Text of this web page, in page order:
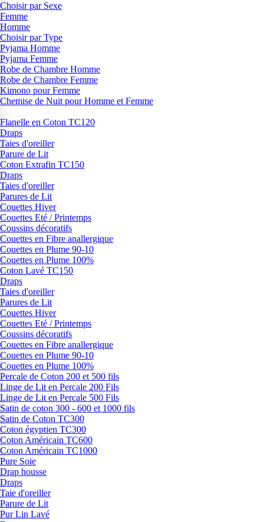
Choisir par Sexe
Femme
Homme
Choisir par Type
Pyjama Homme
Pyjama Femme
Robe de Chambre Homme
Robe de Chambre Femme
Kimono pour Femme
Chemise de Nuit pour Homme et Femme
Flanelle en Coton TC120
Draps
Taies d'oreiller
Parure de Lit
Coton Extrafin TC150
Draps
Taies d'oreiller
Parures de Lit
Couettes Hiver
Couettes Eté / Printemps
Coussins décoratifs
Couettes en Fibre anallergique
Couettes en Plume 90-10
Couettes en Plume 100%
Coton Lavé TC150
Draps
Taies d'oreiller
Parures de Lit
Couettes Hiver
Couettes Eté / Printemps
Coussins décoratifs
Couettes en Fibre anallergique
Couettes en Plume 90-10
Couettes en Plume 100%
Percale de Coton 200 et 500 fils
Linge de Lit en Percale 200 Fils
Linge de Lit en Percale 500 Fils
Satin de coton 300 - 600 et 1000 fils
Satin de Coton TC300
Coton égyptien TC300
Coton Américain TC600
Coton Américain TC1000
Pure Soie
Drap housse
Draps
Taie d'oreiller
Parure de Lit
Pur Lin Lavé